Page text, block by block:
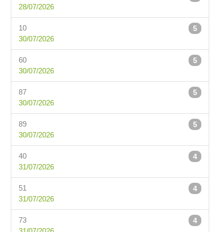
28/07/2026
5
10
30/07/2026
5
60
30/07/2026
5
87
30/07/2026
5
89
30/07/2026
4
40
31/07/2026
4
51
31/07/2026
4
73